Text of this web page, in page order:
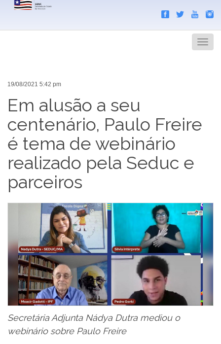
Menu
19/08/2021 5:42 pm
Em alusão a seu
centenário, Paulo Freire
é tema de webinário
realizado pela Seduc e
parceiros
Secretária Adjunta Nádya Dutra mediou o
webinário sobre Paulo Freire